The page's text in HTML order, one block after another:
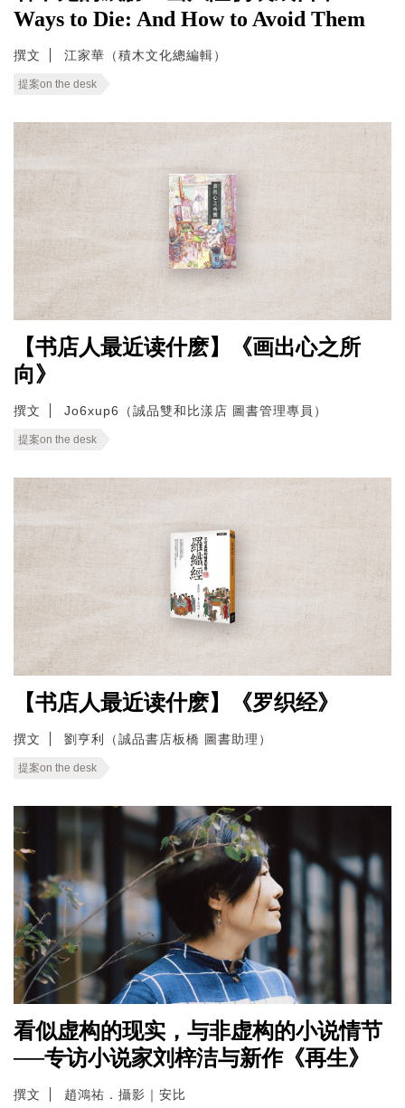
Ways to Die: And How to Avoid Them
撰文 江家華（積木文化總編輯）
提案on the desk
【书店人最近读什麽】《画出心之所
向》
撰文 Jo6xup6（誠品雙和比漾店 圖書管理專員）
提案on the desk
【书店人最近读什麽】《罗织经》
撰文 劉亨利（誠品書店板橋 圖書助理）
提案on the desk
看似虚构的现实，与非虚构的小说情节
──专访小说家刘梓洁与新作《再生》
撰文 趙鴻祐．攝影｜安比